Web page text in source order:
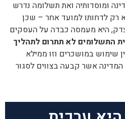
ומוסדותיה ואת תשלומה נדרש
רק לדחותו למועד אחר – שכן
היא מעמסה כבדה על העסקים
התשלומים לא תתרום לתהליך
שימוש במושכרים וזו ממילא
אשר קבעה בצווים לסגור